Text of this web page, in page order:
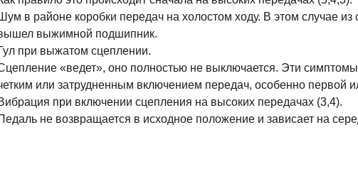
Шум в районе коробки передач на холостом ходу. В этом случае из
выжимной подшипник.
при выжатом сцеплении.
«ведет», оно полностью не выключается. Эти
или затрудненным включением передач, особенно первой
при включении сцепления на высоких передачах (3,4).
не возвращается в исходное положение и зависает на